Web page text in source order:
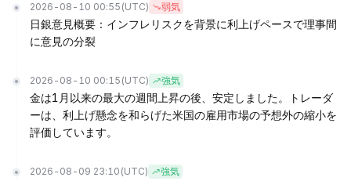
2026-08-10 00:55 (UTC) 弱気
日銀意見概要：インフレリスクを背景に利上げペースで理事間
に意見の分裂
2026-08-10 00:15 (UTC) 強気
金は1月以来の最大の週間上昇の後、安定しました。トレーダ
ーは、利上げ懸念を和らげた米国の雇用市場の予想外の縮小を
評価しています。
2026-08-09 23:10 (UTC) 強気